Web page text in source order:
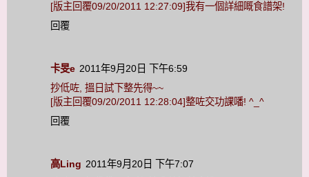
[版主回覆09/20/2011 12:27:09]我有一個詳細嘅食譜架!
回覆
卡旻e 2011年9月20日 下午6:59
抄低咗, 搵日試下整先得~~
[版主回覆09/20/2011 12:28:04]整咗交功課噃! ^_^
回覆
高Ling 2011年9月20日 下午7:07